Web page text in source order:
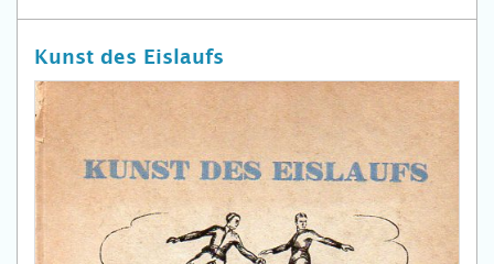
Kunst des Eislaufs